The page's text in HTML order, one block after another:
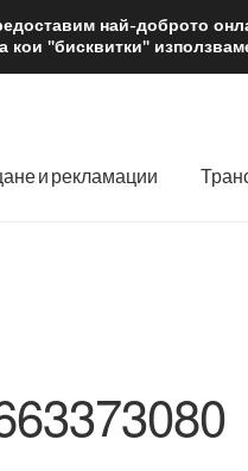
лв.
и рекламации
най-доброто
"бисквитки"